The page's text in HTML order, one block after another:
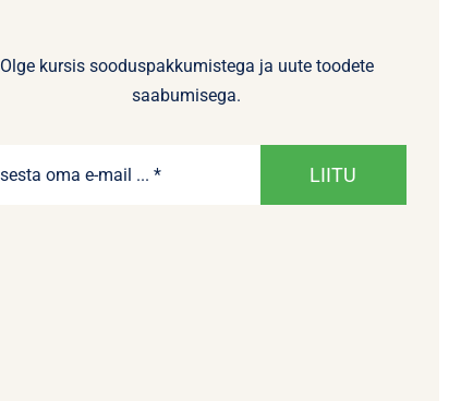
Olge kursis sooduspakkumistega ja uute toodete
saabumisega.
LIITU